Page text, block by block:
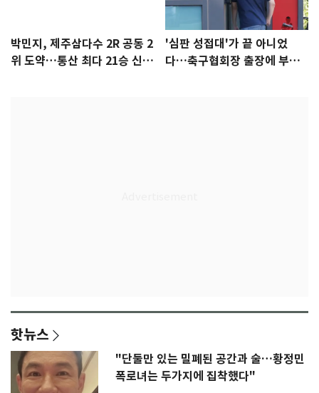
박민지, 제주삼다수 2R 공동 2
위 도약…통산 최다 21승 신기
'심판 성접대'가 끝 아니었
다…축구협회장 출장에 부인
핫뉴스
"단둘만 있는 밀폐된 공간과 술…황정민
폭로녀는 두가지에 집착했다"